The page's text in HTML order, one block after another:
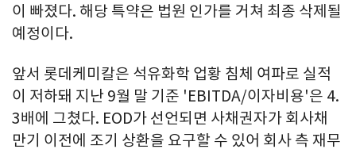
이 빠졌다. 해당 특약은 법원 인가를 거쳐 최종 삭제될
예정이다.
앞서 롯데케미칼은 석유화학 업황 침체 여파로 실적
이 저하돼 지난 9월 말 기준 'EBITDA/이자비용'은 4.
3배에 그쳤다. EOD가 선언되면 사채권자가 회사채
만기 이전에 조기 상환을 요구할 수 있어 회사 측 재무